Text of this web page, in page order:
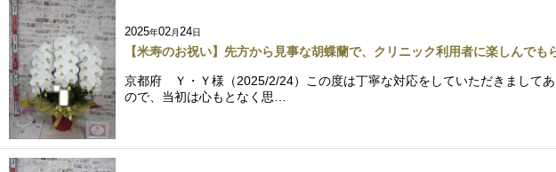
2025年02月24日
【米寿のお祝い】先方から見事な胡蝶蘭で、クリニック利用者に楽しんでも
京都府 Ｙ・Ｙ様（2025/2/24）この度は丁寧な対応をしていただきまして
ので、当初は心もとなく思…